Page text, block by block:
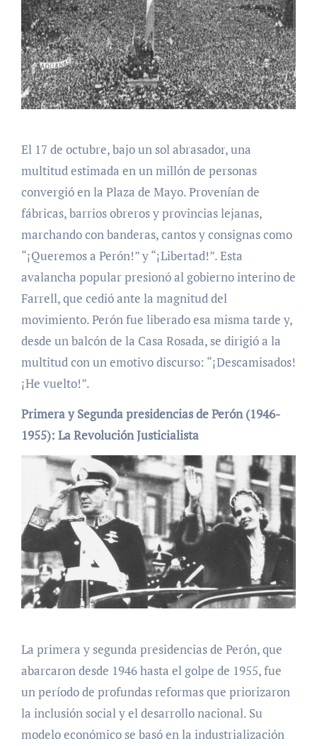
El 17 de octubre, bajo un sol abrasador, una
multitud estimada en un millón de personas
convergió en la Plaza de Mayo. Provenían de
fábricas, barrios obreros y provincias lejanas,
marchando con banderas, cantos y consignas como
“¡Queremos a Perón!” y “¡Libertad!”. Esta
avalancha popular presionó al gobierno interino de
Farrell, que cedió ante la magnitud del
movimiento. Perón fue liberado esa misma tarde y,
desde un balcón de la Casa Rosada, se dirigió a la
multitud con un emotivo discurso: “¡Descamisados!
¡He vuelto!”.
Primera y Segunda presidencias de Perón (1946-
1955): La Revolución Justicialista
La primera y segunda presidencias de Perón, que
abarcaron desde 1946 hasta el golpe de 1955, fue
un período de profundas reformas que priorizaron
la inclusión social y el desarrollo nacional. Su
modelo económico se basó en la industrialización